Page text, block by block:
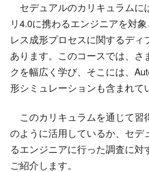
セデュアルのカリキュラムに
リ4.0に携わるエンジニアを対
レス成形プロセスに関するディ
あります。このコースでは、さ
クを幅広く学び、そこには、
形シミュレーションも含まれて
このカリキュラムを通じて習
のように活用しているか、セデ
るエンジニアに行った調査に対
ご紹介します。